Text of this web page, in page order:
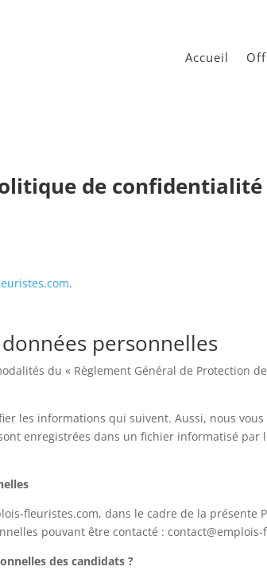
Accueil
de confidentialité
.
personnelles
du « Règlement Général de Protection
les informations qui suivent. Aussi, nous
enregistrées dans un fichier informatisé par
fleuristes.com, dans le cadre de la
pouvant être contacté : contact@emplois-
des candidats ?